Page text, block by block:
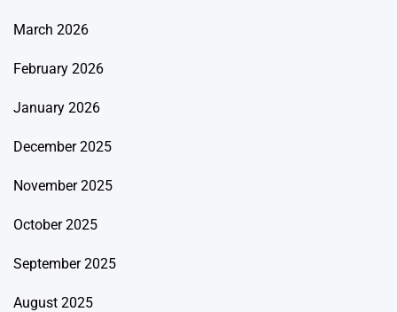
March 2026
February 2026
January 2026
December 2025
November 2025
October 2025
September 2025
August 2025